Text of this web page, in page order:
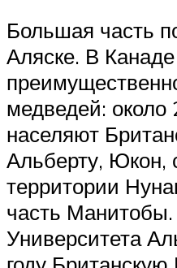
Большая часть
Аляске. В
медведей: около
населяют
Альберту, Юкон,
территории
часть
Университета